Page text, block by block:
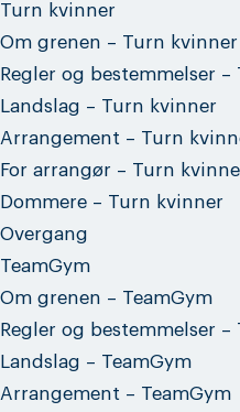
Turn kvinner
Om grenen – Turn kvinner
Regler og bestemmelser
Landslag – Turn kvinner
Arrangement – Turn
For arrangør – Turn
Dommere – Turn kvinner
Overgang
TeamGym
Om grenen – TeamGym
Regler og bestemmelser –
Landslag – TeamGym
Arrangement – TeamGym